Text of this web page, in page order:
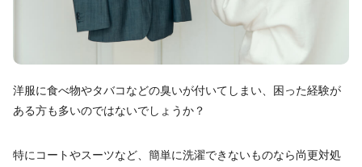
洋服に食べ物やタバコなどの臭いが付いてしまい、困った経験が
ある方も多いのではないでしょうか？
特にコートやスーツなど、簡単に洗濯できないものなら尚更対処